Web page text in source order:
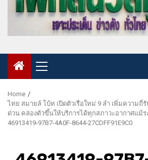
Primary
Menu
Home
ไทย สมายล์ โบ้ท เปิดตัวเรือใหม่ 9 ลำ เพิ่มความถี่รั
ด่วน คล่องตัวขึ้นให้บริการได้ทุกสภาวะอากาศแม้
46913419-97B7-4A0F-8644-27CDFF91E9C0